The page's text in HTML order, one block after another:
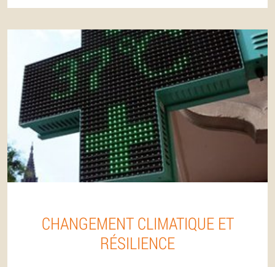
CHANGEMENT CLIMATIQUE ET
RÉSILIENCE